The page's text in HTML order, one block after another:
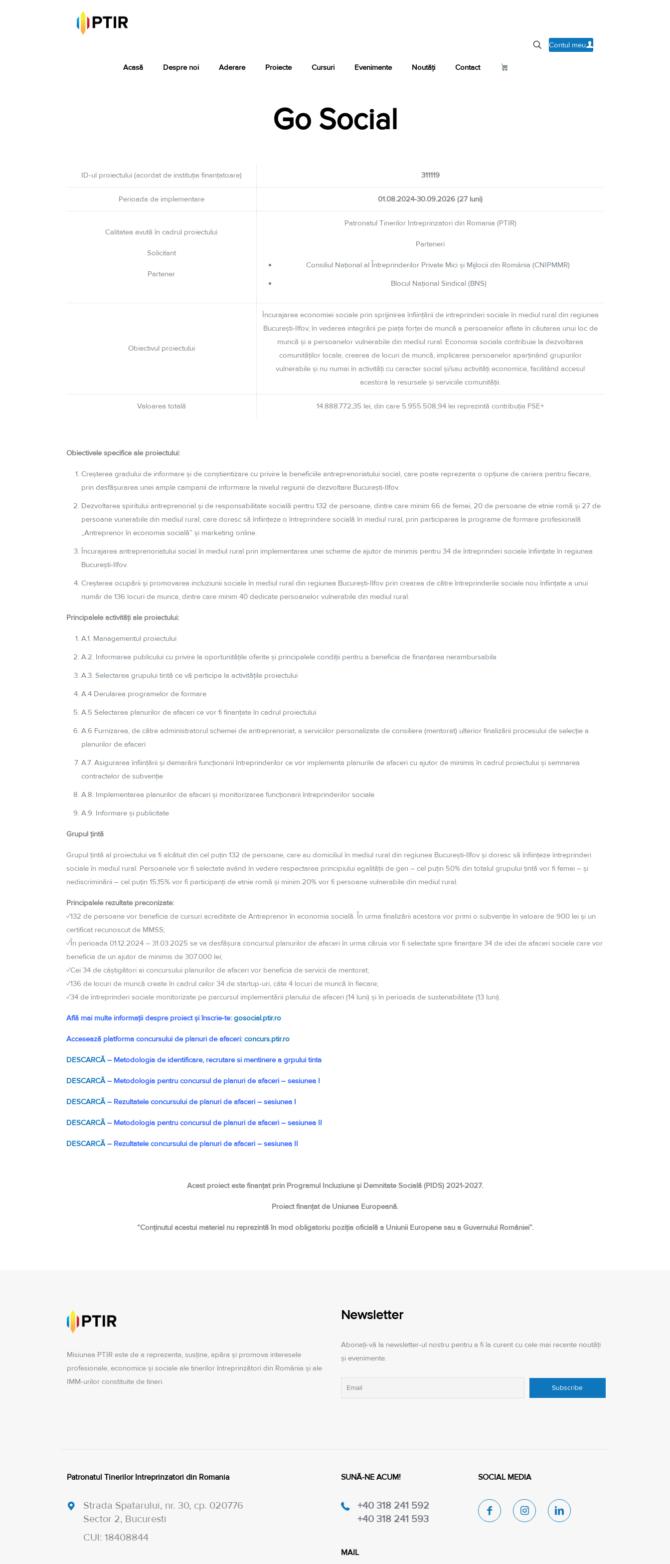
Acasă Despre noi Aderare Proiecte Cursuri Evenimente Noutăți Contact
Contul meu
Go Social
ID-ul proiectului (acordat de instituţia finanţatoare) 311119
Perioada de implementare 01.08.2024-30.09.2026 (27 luni)
Calitatea avută în cadrul proiectului
Solicitant
Partener
Patronatul Tinerilor Intreprinzatori din Romania (PTIR)
Parteneri
Consiliul Naţional al Ȋntreprinderilor Private Mici şi Mijlocii din România (CNIPMMR)
Blocul Naţional Sindical (BNS)
Obiectivul proiectului
Încurajarea economiei sociale prin sprijinirea înființării de intreprinderi sociale în mediul rural din regiunea
București-Ilfov, în vederea integrării pe piața forței de muncă a persoanelor aflate în căutarea unui loc de
muncă și a persoanelor vulnerabile din mediul rural. Economia sociala contribuie la dezvoltarea
comunităților locale, crearea de locuri de muncă, implicarea persoanelor aparținând grupurilor
vulnerabile și nu numai în activități cu caracter social și/sau activități economice, facilitând accesul
acestora la resursele și serviciile comunității.
Valoarea totală 14.888.772,35 lei, din care 5.955.508,94 lei reprezintă contribuţia FSE+
Obiectivele specifice ale proiectului:
Creșterea gradului de informare și de conștientizare cu privire la beneficiile antreprenoriatului social, care poate reprezenta o opțiune de cariera pentru fiecare,
prin desfășurarea unei ample campanii de informare la nivelul regiunii de dezvoltare București-Ilfov.
Dezvoltarea spiritului antreprenorial și de responsabilitate socială pentru 132 de persoane, dintre care minim 66 de femei, 20 de persoane de etnie romă și 27 de
persoane vunerabile din mediul rural, care doresc să înființeze o întreprindere socială în mediul rural, prin participarea la programe de formare profesională
„Antreprenor în economia socială” și marketing online.
Încurajarea antreprenoriatului social în mediul rural prin implementarea unei scheme de ajutor de minimis pentru 34 de întreprinderi sociale înființate în regiunea
București-Ilfov.
Creșterea ocupării și promovarea incluziunii sociale în mediul rural din regiunea București-Ilfov prin crearea de către întreprinderile sociale nou înființate a unui
număr de 136 locuri de munca, dintre care minim 40 dedicate persoanelor vulnerabile din mediul rural.
Principalele activități ale proiectului:
A.1. Managementul proiectului
A.2. Informarea publicului cu privire la oportunitățile oferite și principalele condiții pentru a beneficia de finanțarea nerambursabila
A.3. Selectarea grupului tintă ce vă participa la activitățile proiectului
A.4 Derularea programelor de formare
A.5 Selectarea planurilor de afaceri ce vor fi finanțate în cadrul proiectului
A.6 Furnizarea, de către administratorul schemei de antreprenoriat, a serviciilor personalizate de consiliere (mentorat) ulterior finalizării procesului de selecție a
planurilor de afaceri
A.7. Asigurarea înființării și demarării funcționarii întreprinderilor ce vor implementa planurile de afaceri cu ajutor de minimis în cadrul proiectului și semnarea
contractelor de subvenție
A.8. Implementarea planurilor de afaceri și monitorizarea funcționarii întreprinderilor sociale
A.9. Informare și publicitate
Grupul ţintă
Grupul ţintă al proiectului va fi alcătuit din cel puţin 132 de persoane, care au domiciliul în mediul rural din regiunea Bucureşti-Ilfov şi doresc să înființeze întreprinderi
sociale în mediul rural. Persoanele vor fi selectate având în vedere respectarea principiului egalităţii de gen – cel puţin 50% din totalul grupului ţintă vor fi femei – şi
nediscriminării – cel puţin 15,15% vor fi participanţi de etnie romă şi minim 20% vor fi persoane vulnerabile din mediul rural.
Principalele rezultate preconizate:
✓132 de persoane vor beneficia de cursuri acreditate de Antreprenor în economia socială. Ȋn urma finalizării acestora vor primi o subvenţie în valoare de 900 lei şi un
certificat recunoscut de MMSS;
✓Ȋn perioada 01.12.2024 – 31.03.2025 se va desfăşura concursul planurilor de afaceri în urma căruia vor fi selectate spre finanţare 34 de idei de afaceri sociale care vor
beneficia de un ajutor de minimis de 307.000 lei;
✓Cei 34 de câştigători ai concursului planurilor de afaceri vor beneficia de servicii de mentorat;
✓136 de locuri de muncă create în cadrul celor 34 de startup-uri, câte 4 locuri de muncă în fiecare;
✓34 de întreprinderi sociale monitorizate pe parcursul implementării planului de afaceri (14 luni) şi în perioada de sustenabilitate (13 luni).
Află mai multe informații despre proiect și înscrie-te: gosocial.ptir.ro
Accesează platforma concursului de planuri de afaceri: concurs.ptir.ro
DESCARCĂ– Metodologia de identificare, recrutare si mentinere a grpului tinta
DESCARCĂ– Metodologia pentru concursul de planuri de afaceri – sesiunea I
DESCARCĂ– Rezultatele concursului de planuri de afaceri – sesiunea I
DESCARCĂ– Metodologia pentru concursul de planuri de afaceri – sesiunea II
DESCARCĂ– Rezultatele concursului de planuri de afaceri – sesiunea II
Acest proiect este finanțat prin Programul Incluziune și Demnitate Socială (PIDS) 2021-2027.
Proiect finanțat de Uniunea Europeană.
“Conținutul acestui material nu reprezintă în mod obligatoriu poziția oficială a Uniunii Europene sau a Guvernului României”.
Misiunea PTIR este de a reprezenta, susţine, apăra şi promova interesele
profesionale, economice şi sociale ale tinerilor întreprinzători din România şi ale
IMM-urilor constituite de tineri.
Newsletter
Abonați-vă la newsletter-ul nostru pentru a fi la curent cu cele mai recente noutăți
și evenimente.
Patronatul Tinerilor Intreprinzatori din Romania
Strada Spatarului, nr. 30, cp. 020776
Sector 2, Bucuresti
CUI: 18408844
SUNĂ-NE ACUM!
+40 318 241 592
+40 318 241 593
MAIL
SOCIAL MEDIA